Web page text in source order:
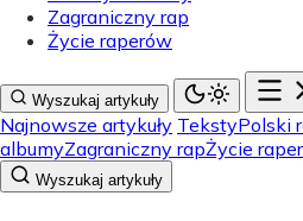
Zagraniczny rap
Życie raperów
Wyszukaj artykuły
Najnowsze artykuły TekstyPolski
albumyZagraniczny rapŻycie
Wyszukaj artykuły